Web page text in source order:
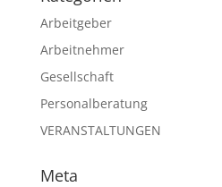
Arbeitgeber
Arbeitnehmer
Gesellschaft
Personalberatung
VERANSTALTUNGEN
Meta